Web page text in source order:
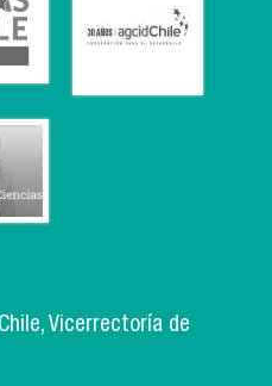
Vicerrectoría de